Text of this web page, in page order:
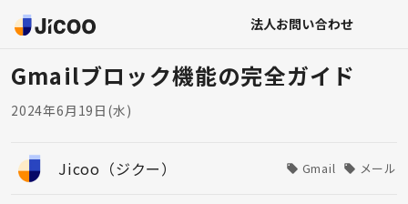
法人お問い合わせ
Gmailブロック機能の完全ガイド
2024年6月19日(水)
Jicoo（ジクー） Gmail メール